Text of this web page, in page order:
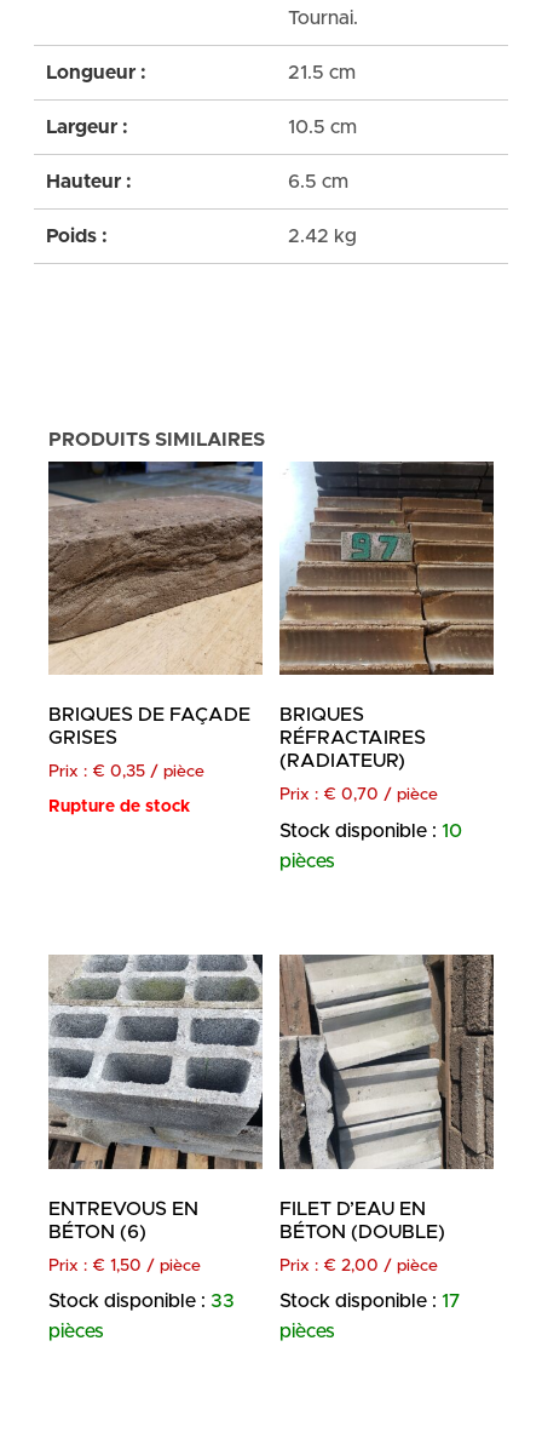
Tournai.
Longueur : 21.5 cm
Largeur : 10.5 cm
Hauteur : 6.5 cm
Poids : 2.42 kg
PRODUITS SIMILAIRES
BRIQUES DE FAÇADE
GRISES
Prix : € 0,35 / pièce
Rupture de stock
BRIQUES
RÉFRACTAIRES
(RADIATEUR)
Prix : € 0,70 / pièce
Stock disponible : 10
pièces
ENTREVOUS EN
BÉTON (6)
Prix : € 1,50 / pièce
Stock disponible : 33
pièces
FILET D’EAU EN
BÉTON (DOUBLE)
Prix : € 2,00 / pièce
Stock disponible : 17
pièces